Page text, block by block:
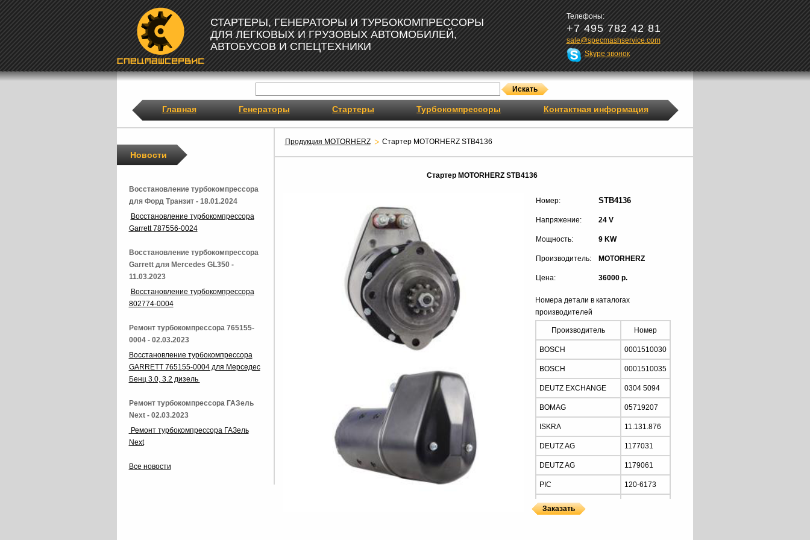
СТАРТЕРЫ, ГЕНЕРАТОРЫ И ТУРБОКОМПРЕССОРЫ
ДЛЯ ЛЕГКОВЫХ И ГРУЗОВЫХ АВТОМОБИЛЕЙ,
АВТОБУСОВ И СПЕЦТЕХНИКИ
Телефоны:
+7 495 782 42 81
sale@specmashservice.com
Skype звонок
Главная Генераторы Стартеры Турбокомпрессоры Контактная информация
Продукция MOTORHERZ Стартер MOTORHERZ STB4136
Стартер MOTORHERZ STB4136
Номер: STB4136
Напряжение: 24 V
Мощность: 9 KW
Производитель: MOTORHERZ
Цена: 36000 р.
Номера детали в каталогах
производителей
Производитель Номер
BOSCH 0001510030
BOSCH 0001510035
DEUTZ EXCHANGE 0304 5094
BOMAG 05719207
ISKRA 11.131.876
DEUTZ AG 1177031
DEUTZ AG 1179061
PIC 120-6173
LESTER
Новости
Восстановление турбокомпрессора
для Форд Транзит - 18.01.2024
Восстановление турбокомпрессора
Garrett 787556-0024
Восстановление турбокомпрессора
Garrett для Mercedes GL350 -
11.03.2023
Восстановление турбокомпрессора
802774-0004
Ремонт турбокомпрессора 765155-
0004 - 02.03.2023
Восстановление турбокомпрессора
GARRETT 765155-0004 для Мерседес
Бенц 3.0, 3.2 дизель
Ремонт турбокомпрессора ГАЗель
Next - 02.03.2023
Ремонт турбокомпрессора ГАЗель
Next
Все новости